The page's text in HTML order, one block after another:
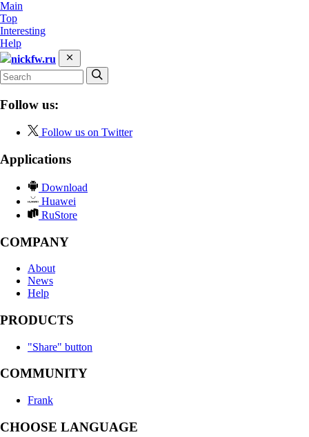
Main
Top
Interesting
Help
nickfw.ru
Follow us:
Follow us on Twitter
Applications
Download
Huawei
RuStore
COMPANY
About
News
Help
PRODUCTS
"Share" button
COMMUNITY
Frank
CHOOSE LANGUAGE